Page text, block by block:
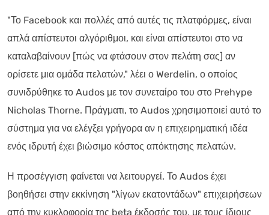
"Το Facebook και πολλές από αυτές τις πλατφόρμες, είναι
απλά απίστευτοι αλγόριθμοι, και είναι απίστευτοι στο να
καταλαβαίνουν [πώς να φτάσουν στον πελάτη σας] αν
ορίσετε μια ομάδα πελατών," λέει ο Werdelin, ο οποίος
συνιδρύθηκε το Audos με τον συνεταίρο του στο Prehype
Nicholas Thorne. Πράγματι, το Audos χρησιμοποιεί αυτό το
σύστημα για να ελέγξει γρήγορα αν η επιχειρηματική ιδέα
ενός ιδρυτή έχει βιώσιμο κόστος απόκτησης πελατών.
Η προσέγγιση φαίνεται να λειτουργεί. Το Audos έχει
βοηθήσει στην εκκίνηση "λίγων εκατοντάδων" επιχειρήσεων
από την κυκλοφορία της beta έκδοσής του, με τους ίδιους